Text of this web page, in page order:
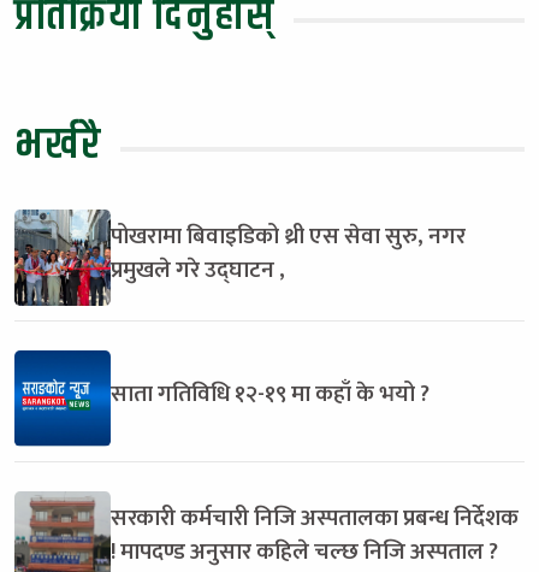
प्रतिक्रिया दिनुहोस्
भर्खरै
पोखरामा बिवाइडिको थ्री एस सेवा सुरु, नगर
प्रमुखले गरे उद्घाटन ,
साता गतिविधि १२-१९ मा कहाँ के भयो ?
सरकारी कर्मचारी निजि अस्पतालका प्रबन्ध निर्देशक
! मापदण्ड अनुसार कहिले चल्छ निजि अस्पताल ?